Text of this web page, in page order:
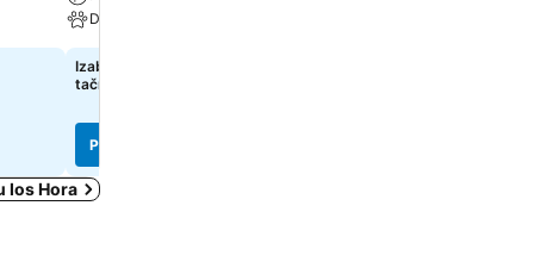
Dozvoljeni kućni ljubimci
Izaberi datume da bi se prikazale
tačne cene
Pogledaj cene
Ios Hora